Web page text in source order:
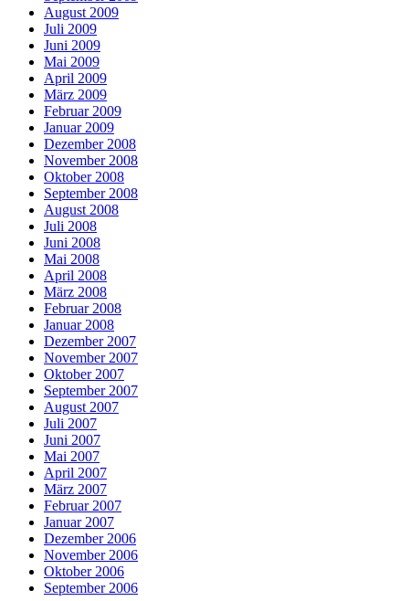
August 2009
Juli 2009
Juni 2009
Mai 2009
April 2009
März 2009
Februar 2009
Januar 2009
Dezember 2008
November 2008
Oktober 2008
September 2008
August 2008
Juli 2008
Juni 2008
Mai 2008
April 2008
März 2008
Februar 2008
Januar 2008
Dezember 2007
November 2007
Oktober 2007
September 2007
August 2007
Juli 2007
Juni 2007
Mai 2007
April 2007
März 2007
Februar 2007
Januar 2007
Dezember 2006
November 2006
Oktober 2006
September 2006